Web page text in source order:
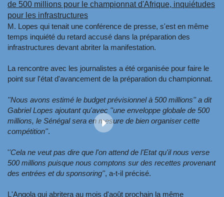
M. Lopes qui tenait une conférence de presse, s'est en même
temps inquiété du retard accusé dans la préparation des
infrastructures devant abriter la manifestation.
La rencontre avec les journalistes a été organisée pour faire le
point sur l'état d'avancement de la préparation du championnat.
''Nous avons estimé le budget prévisionnel à 500 millions'' a dit
Gabriel Lopes ajoutant qu'avec ''une enveloppe globale de 500
millions, le Sénégal sera en mesure de bien organiser cette
compétition''.
''Cela ne veut pas dire que l'on attend de l'Etat qu'il nous verse
500 millions puisque nous comptons sur des recettes provenant
des entrées et du sponsoring'', a-t-il précisé.
L'Angola qui abritera au mois d'août prochain la même